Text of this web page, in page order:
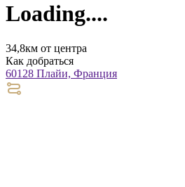
Loading....
34,8км от центра
Как добраться
60128 Плайи, Франция